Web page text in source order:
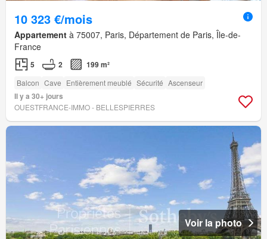
10 323 €/mois
Appartement à 75007, Paris, Département de Paris, Île-de-
France
5 2 199 m²
Balcon Cave Entièrement meublé Sécurité Ascenseur
Il y a 30+ jours
OUESTFRANCE-IMMO - BELLESPIERRES
Voir la photo